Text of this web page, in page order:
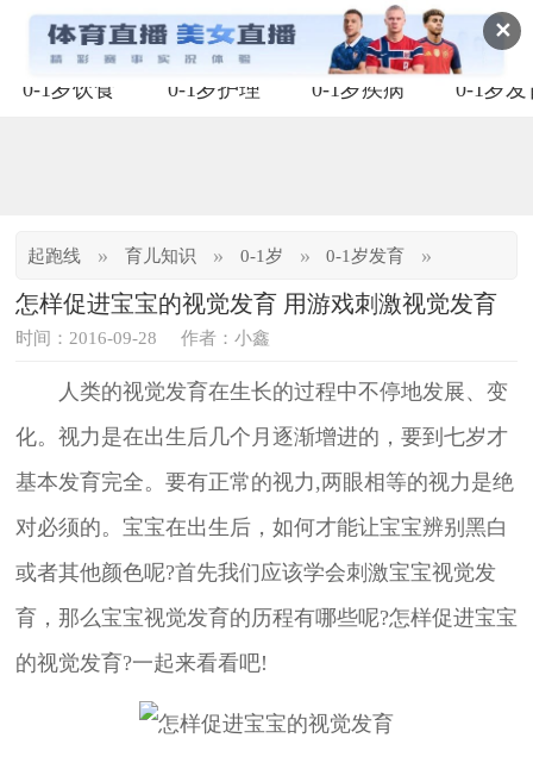
✕
0-1岁饮食 0-1岁护理 0-1岁疾病 0-1岁发
起跑线 » 育儿知识 » 0-1岁 » 0-1岁发育 »
怎样促进宝宝的视觉发育 用游戏刺激视觉发育
时间：2016-09-28 作者：小鑫
人类的视觉发育在生长的过程中不停地发展、变
化。视力是在出生后几个月逐渐增进的，要到七岁才
基本发育完全。要有正常的视力,两眼相等的视力是绝
对必须的。宝宝在出生后，如何才能让宝宝辨别黑白
或者其他颜色呢?首先我们应该学会刺激宝宝视觉发
育，那么宝宝视觉发育的历程有哪些呢?怎样促进宝宝
的视觉发育?一起来看看吧!